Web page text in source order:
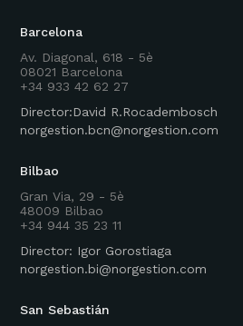
Barcelona
Av. Diagonal, 618 - 5è
08021 Barcelona
+34 933 42 62 27
Director:David R.Rocadembosch
norgestion.bcn@norgestion.com
Bilbao
Gran Via, 29 - 5è
48009 Bilbao
+34 944 35 23 11
Director: Igor Gorostiaga
norgestion.bi@norgestion.com
San Sebastián